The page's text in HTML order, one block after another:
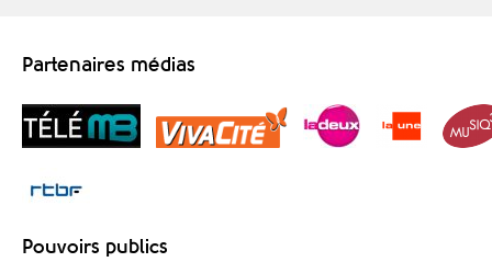
Partenaires médias
Pouvoirs publics